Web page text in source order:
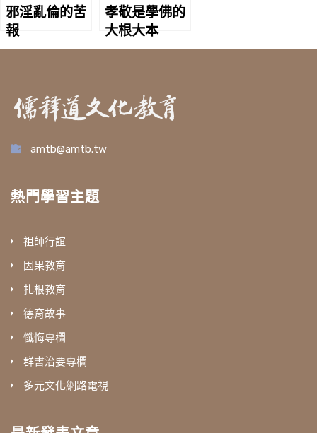
邪淫亂倫的苦
報
孝敬是學佛的
大根大本
amtb@amtb.tw
熱門學習主題
祖師行誼
因果教育
扎根教育
德育故事
懺悔專欄
群書治要專欄
多元文化網路電視